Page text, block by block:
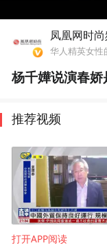
凤凰网时
华人精英女性
杨千嬅说演春
推荐视频
打开APP阅读